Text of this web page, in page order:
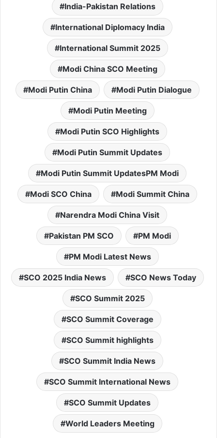
India-Pakistan Relations
International Diplomacy India
International Summit 2025
Modi China SCO Meeting
Modi Putin China Modi Putin Dialogue
Modi Putin Meeting
Modi Putin SCO Highlights
Modi Putin Summit Updates
Modi Putin Summit UpdatesPM Modi
Modi SCO China Modi Summit China
Narendra Modi China Visit
Pakistan PM SCO PM Modi
PM Modi Latest News
SCO 2025 India News SCO News Today
SCO Summit 2025
SCO Summit Coverage
SCO Summit highlights
SCO Summit India News
SCO Summit International News
SCO Summit Updates
World Leaders Meeting